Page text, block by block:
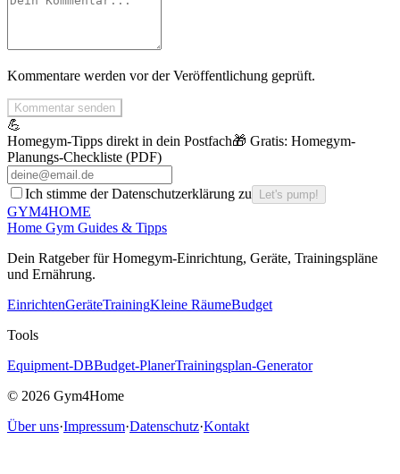
Kommentare werden vor der Veröffentlichung geprüft.
Kommentar senden
💪
Homegym-Tipps direkt in dein Postfach🎁 Gratis: Homegym-
Planungs-Checkliste (PDF)
Ich stimme der Datenschutzerklärung zu Let's pump!
GYM4HOME
Home Gym Guides & Tipps
Dein Ratgeber für Homegym-Einrichtung, Geräte, Trainingspläne
und Ernährung.
EinrichtenGeräteTrainingKleine RäumeBudget
Tools
Equipment-DBBudget-PlanerTrainingsplan-Generator
© 2026 Gym4Home
Über uns·Impressum·Datenschutz·Kontakt